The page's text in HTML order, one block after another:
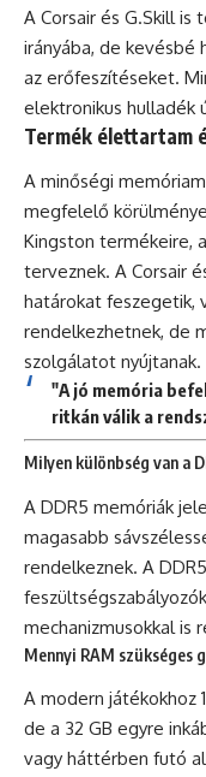
A Corsair és G.Skill
irányába, de kevésbé
az erőfeszítéseket.
elektronikus hulladék
Termék élettartam
A minőségi
megfelelő
Kingston termékeire,
terveznek. A Corsair
határokat feszegetik,
rendelkezhetnek, de
szolgálatot nyújtanak.
"A jó memória
ritkán válik a
Milyen különbség van a
A DDR5 memóriák
magasabb
rendelkeznek. A
mechanizmusokkal is
Mennyi RAM szükséges
A modern játékokhoz
de a 32 GB egyre
vagy háttérben futó